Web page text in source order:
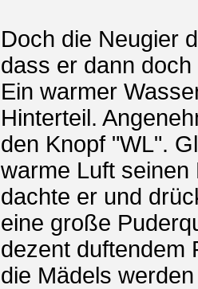
Doch die Neugier
dass er dann
Ein warmer
Hinterteil.
den Knopf "WL".
warme Luft seinen
dachte er und
eine große
dezent duftendem
die Mädels